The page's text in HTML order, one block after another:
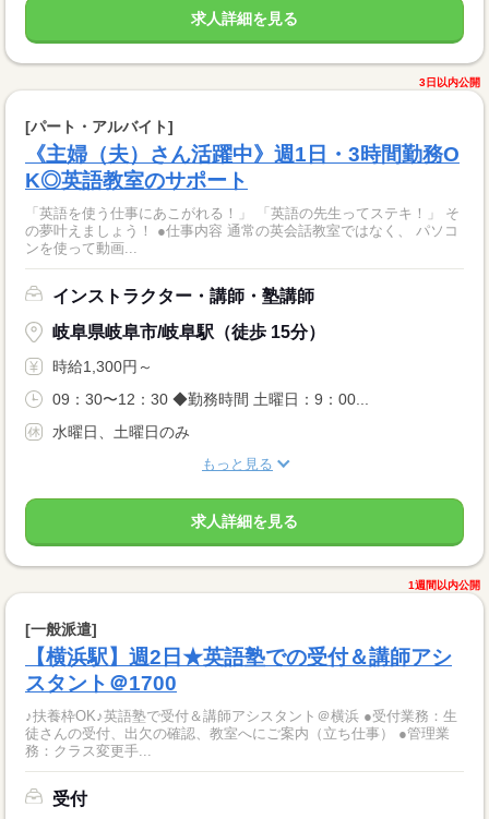
求人詳細を見る
3日以内公開
[パート・アルバイト]
《主婦（夫）さん活躍中》週1日・3時間勤務O
K◎英語教室のサポート
「英語を使う仕事にあこがれる！」 「英語の先生ってステキ！」 そ
の夢叶えましょう！ ●仕事内容 通常の英会話教室ではなく、 パソコ
ンを使って動画...
インストラクター・講師・塾講師
岐阜県岐阜市/岐阜駅（徒歩 15分）
時給1,300円～
09：30〜12：30 ◆勤務時間 土曜日：9：00...
水曜日、土曜日のみ
もっと見る
求人詳細を見る
1週間以内公開
[一般派遣]
【横浜駅】週2日★英語塾での受付＆講師アシ
スタント＠1700
♪扶養枠OK♪英語塾で受付＆講師アシスタント＠横浜 ●受付業務：生
徒さんの受付、出欠の確認、教室へにご案内（立ち仕事） ●管理業
務：クラス変更手...
受付